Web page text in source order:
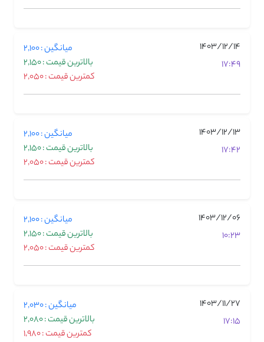
1403/12/14
17:49
میانگین : 2,100
بالاترین قیمت : 2,150
کمترین قیمت : 2,050
1403/12/13
17:42
میانگین : 2,100
بالاترین قیمت : 2,150
کمترین قیمت : 2,050
1403/12/06
10:23
میانگین : 2,100
بالاترین قیمت : 2,150
کمترین قیمت : 2,050
1403/11/27
17:15
میانگین : 2,030
بالاترین قیمت : 2,080
کمترین قیمت : 1,980